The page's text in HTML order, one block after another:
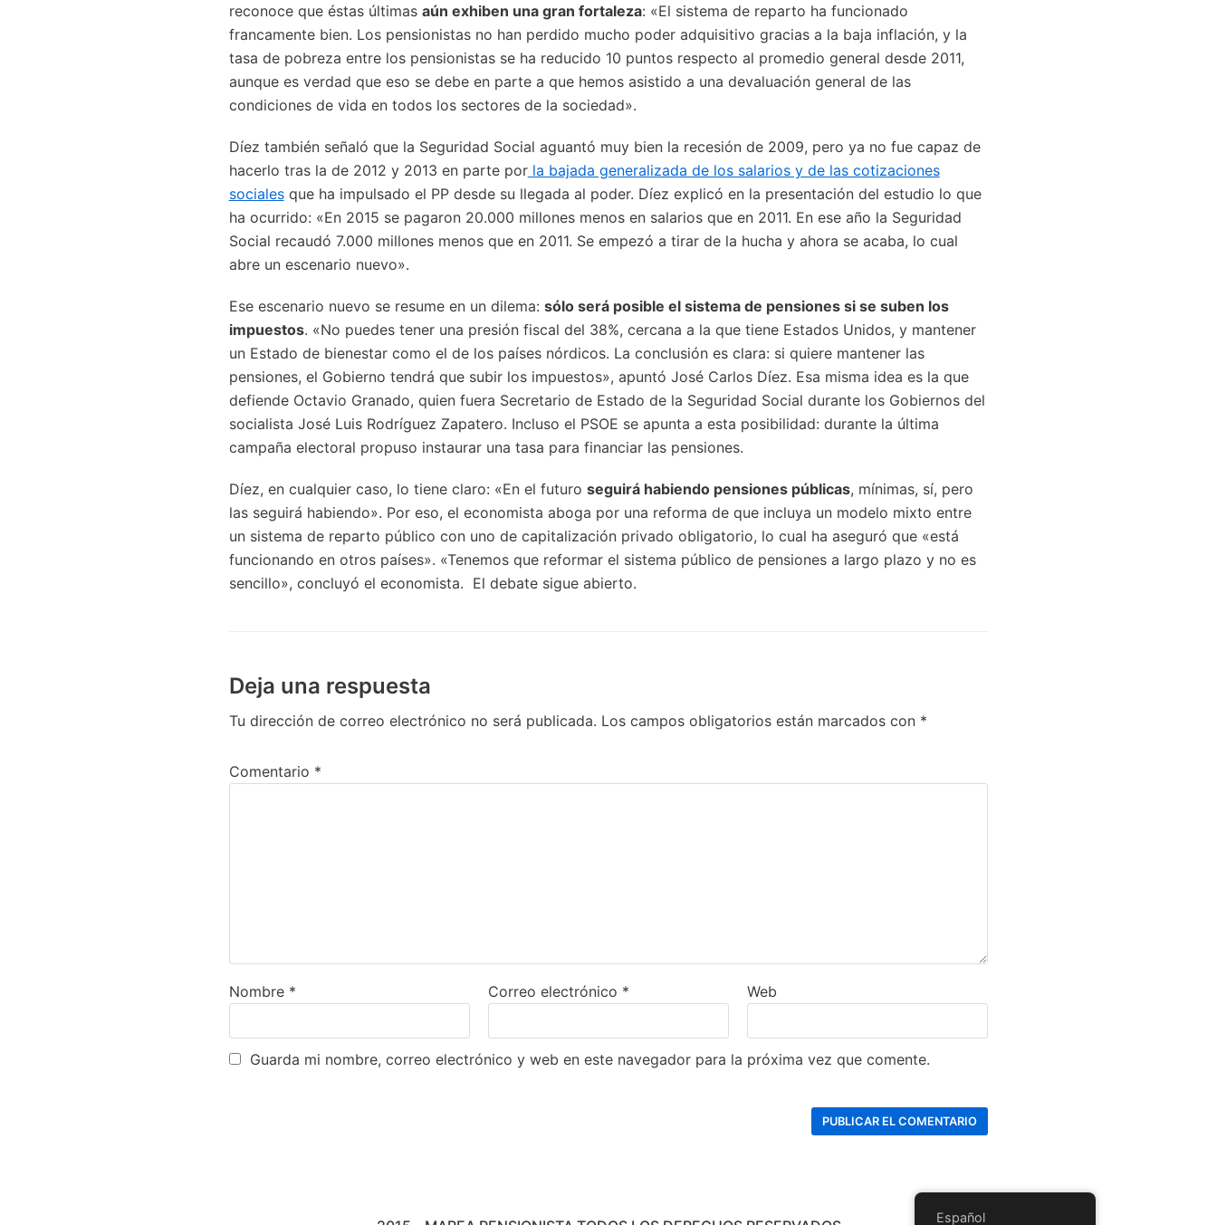
reconoce que éstas últimas aún exhiben una gran fortaleza: «El sistema de reparto ha funcionado
francamente bien. Los pensionistas no han perdido mucho poder adquisitivo gracias a la baja inflación, y la
tasa de pobreza entre los pensionistas se ha reducido 10 puntos respecto al promedio general desde 2011,
aunque es verdad que eso se debe en parte a que hemos asistido a una devaluación general de las
condiciones de vida en todos los sectores de la sociedad».
Díez también señaló que la Seguridad Social aguantó muy bien la recesión de 2009, pero ya no fue capaz de
hacerlo tras la de 2012 y 2013 en parte porla bajada generalizada de los salarios y de las cotizaciones
socialesque ha impulsado el PP desde su llegada al poder. Díez explicó en la presentación del estudio lo que
ha ocurrido: «En 2015 se pagaron 20.000 millones menos en salarios que en 2011. En ese año la Seguridad
Social recaudó 7.000 millones menos que en 2011. Se empezó a tirar de la hucha y ahora se acaba, lo cual
abre un escenario nuevo».
Ese escenario nuevo se resume en un dilema: sólo será posible el sistema de pensiones si se suben los
impuestos. «No puedes tener una presión fiscal del 38%, cercana a la que tiene Estados Unidos, y mantener
un Estado de bienestar como el de los países nórdicos. La conclusión es clara: si quiere mantener las
pensiones, el Gobierno tendrá que subir los impuestos», apuntó José Carlos Díez. Esa misma idea es la que
defiende Octavio Granado, quien fuera Secretario de Estado de la Seguridad Social durante los Gobiernos del
socialista José Luis Rodríguez Zapatero. Incluso el PSOE se apunta a esta posibilidad: durante la última
campaña electoral propuso instaurar una tasa para financiar las pensiones.
Díez, en cualquier caso, lo tiene claro: «En el futuro seguirá habiendo pensiones públicas, mínimas, sí, pero
las seguirá habiendo». Por eso, el economista aboga por una reforma de que incluya un modelo mixto entre
un sistema de reparto público con uno de capitalización privado obligatorio, lo cual ha aseguró que «está
funcionando en otros países». «Tenemos que reformar el sistema público de pensiones a largo plazo y no es
sencillo», concluyó el economista. El debate sigue abierto.
Deja una respuesta
Tu dirección de correo electrónico no será publicada. Los campos obligatorios están marcados con *
Comentario *
Nombre * Correo electrónico * Web
Guarda mi nombre, correo electrónico y web en este navegador para la próxima vez que comente.
Español